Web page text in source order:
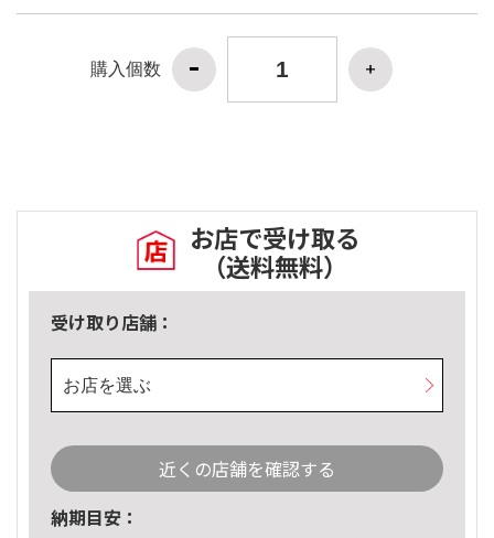
購入個数
お店で受け取る
（送料無料）
受け取り店舗：
お店を選ぶ
近くの店舗を確認する
納期目安：